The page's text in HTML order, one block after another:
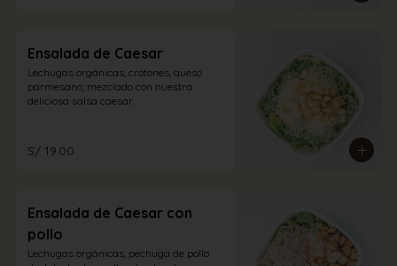
Ensalada de Caesar
Lechugas orgánicas, crotones, queso
parmesano; mezclado con nuestra
deliciosa salsa caesar.
S/ 19.00
Ensalada de Caesar con
pollo
Lechugas orgánicas, pechuga de pollo